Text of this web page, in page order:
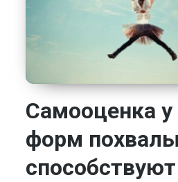
Самооценка у
форм
способствуют